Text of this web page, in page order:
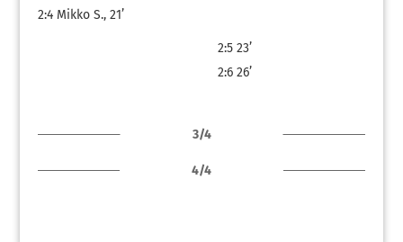
2:4 Mikko S., 21’
2:5 23’
2:6 26’
3/4
4/4